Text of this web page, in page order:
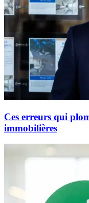
Ces erreurs qui
immobilières